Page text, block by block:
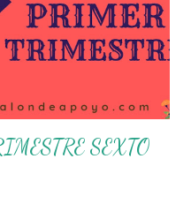
reflexionen y acuerden
en la escuela
las problemáticas
en est...
SEXTO